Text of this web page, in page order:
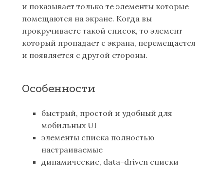
и показывает только те элементы которые
помещаются на экране. Когда вы
прокручиваете такой список, то элемент
который пропадает с экрана, перемещается
и появляется с другой стороны.
Особенности
быстрый, простой и удобный для
мобильных UI
элементы списка полностью
настраиваемые
динамические, data-driven списки